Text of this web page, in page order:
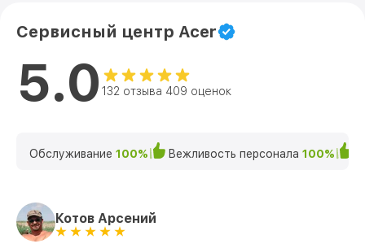
Замена северного моста 7 AN715-52-
76TL (NH.Q8EER.001) Acer
Замена SSD 7 AN715-52-76TL
(NH.Q8EER.001) Acer
Замена клавиатуры 7 AN715-52-76TL
Замена HDMI 7 AN715-52-76TL
(NH.Q8EER.001) Acer
Сервисный центр Acer
5.0 132 отзыва 409 оценок
Обслуживание 100% Вежливость персонала 100%
Котов Арсений